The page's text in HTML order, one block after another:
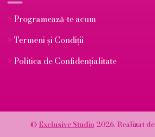
> Programează-te acum
> Termeni și Condiții
> Politica de Confidențialitate
© Exclusive Studio 2026. Realizat de